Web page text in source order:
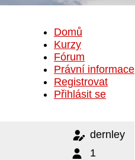
Domů
Kurzy
Fórum
Právní informace
Registrovat
Přihlásit se
dernley
1